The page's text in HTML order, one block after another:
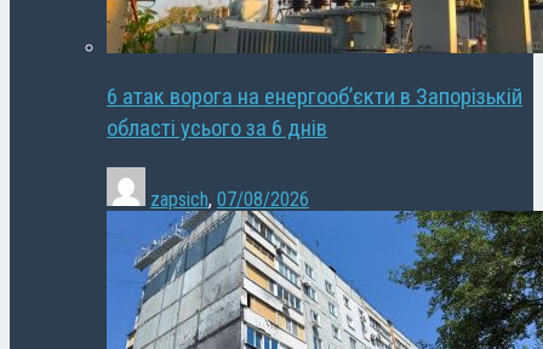
6 атак ворога на енергооб’єкти в Запорізькій
області усього за 6 днів
zapsich, 07/08/2026